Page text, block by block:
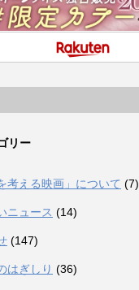
リー
考える映画」について (7)
ニュース (14)
(147)
はぎしり (36)